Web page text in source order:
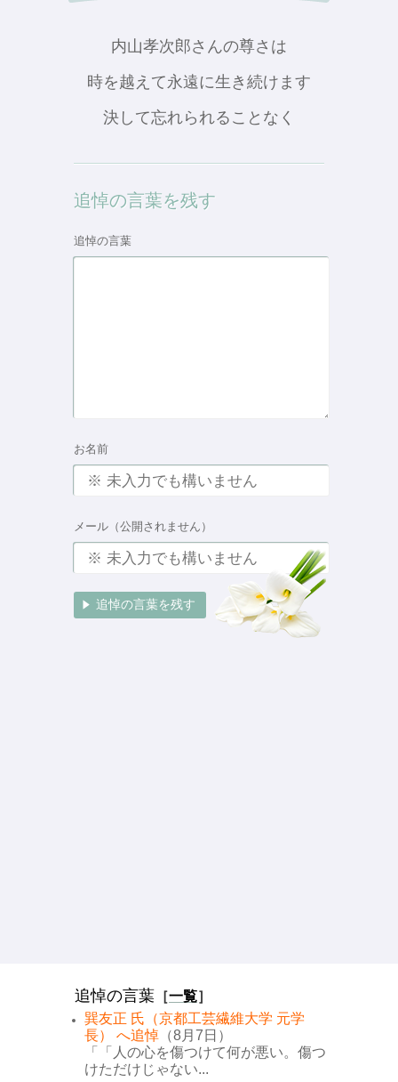
内山孝次郎さんの尊さは
時を越えて永遠に生き続けます
決して忘れられることなく
追悼の言葉を残す
追悼の言葉
お名前
メール（公開されません）
追悼の言葉 ［一覧］
巽友正 氏（京都工芸繊維大学 元学
長） へ追悼 （8月7日）
「「人の心を傷つけて何が悪い。傷つ
けただけじゃない...